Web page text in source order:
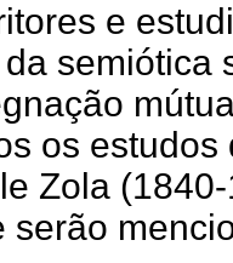
e
da
os
Zola
serão